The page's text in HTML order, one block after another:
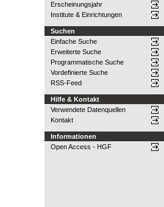
Erscheinungsjahr
Institute & Einrichtungen
Suchen
Einfache Suche
Erweiterte Suche
Programmatische Suche
Vordefinierte Suche
RSS-Feed
Hilfe & Kontakt
Verwendete Datenquellen
Kontakt
Informationen
Open Access - HGF